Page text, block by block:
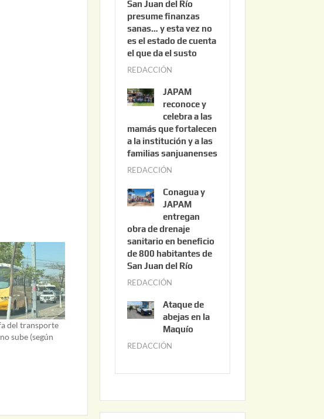
del transporte
sube (según
6
San Juan del Río
presume finanzas
sanas… y esta vez no
es el estado de cuenta
el que da el susto
REDACCIÓN
s
t
o
3
0
2
6
JAPAM
reconoce y
celebra a las
mamás que fortalecen
a la institución y a las
familias sanjuanenses
REDACCIÓN
n
i
o
3
0
0
2
6
Conagua y
JAPAM
entregan
obra de drenaje
sanitario en beneficio
de 800 habitantes de
San Juan del Río
REDACCIÓN
n
i
0
2
Ataque de
abejas en la
Maquío
REDACCIÓN
y